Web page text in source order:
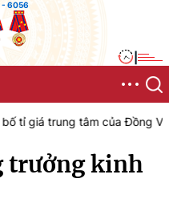
- 6056
tâm của Đồng Việt Nam
trưởng kinh